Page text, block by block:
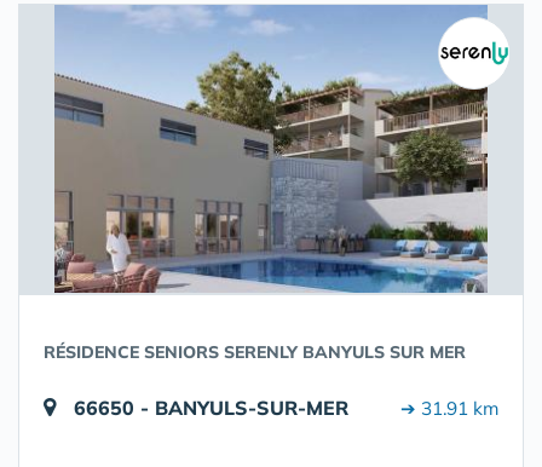
RÉSIDENCE SENIORS SERENLY BANYULS SUR MER
66650 - BANYULS-SUR-MER ➔ 31.91 km